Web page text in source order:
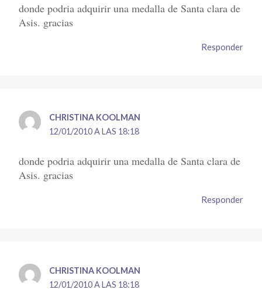
donde podria adquirir una medalla de Santa clara de
Asis. gracias
Responder
CHRISTINA KOOLMAN
12/01/2010 A LAS 18:18
donde podria adquirir una medalla de Santa clara de
Asis. gracias
Responder
CHRISTINA KOOLMAN
12/01/2010 A LAS 18:18